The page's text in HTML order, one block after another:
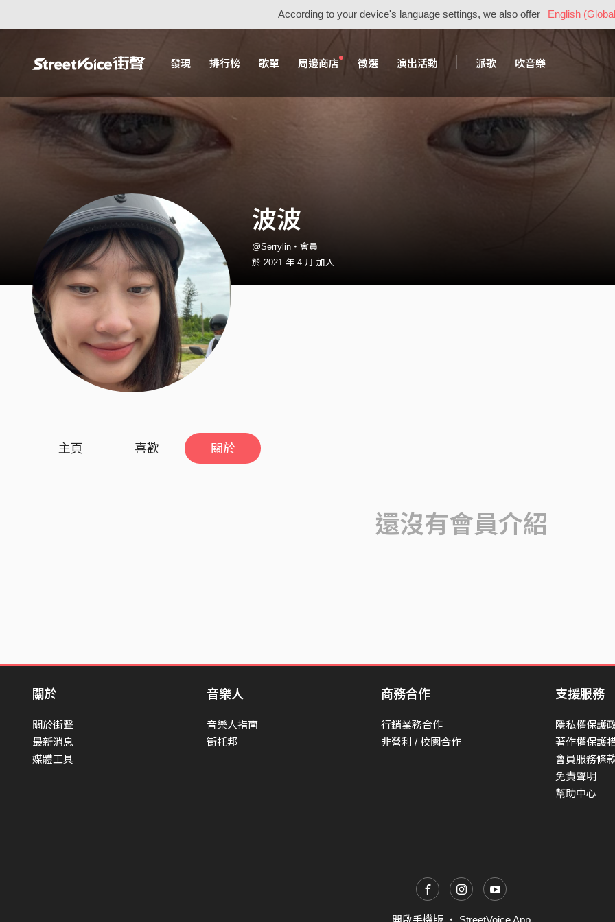
According to your device's language settings, we also offer English
發現 排行榜 歌單 周邊商店 徵選 演出活動 派歌 吹音樂
波波
@Serrylin・會員
於 2021 年 4 月 加入
主頁 喜歡 關於
還沒有會員介紹
關於
關於街聲
最新消息
媒體工具
音樂人
音樂人指南
街托邦
商務合作
行銷業務合作
非營利 / 校園合作
支援服務
隱私權保護
著作權保護
會員服務條
免責聲明
幫助中心
開啟手機版 ・ StreetVoice App